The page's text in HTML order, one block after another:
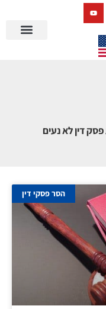
דין לא נעים
הסר פסקי דין